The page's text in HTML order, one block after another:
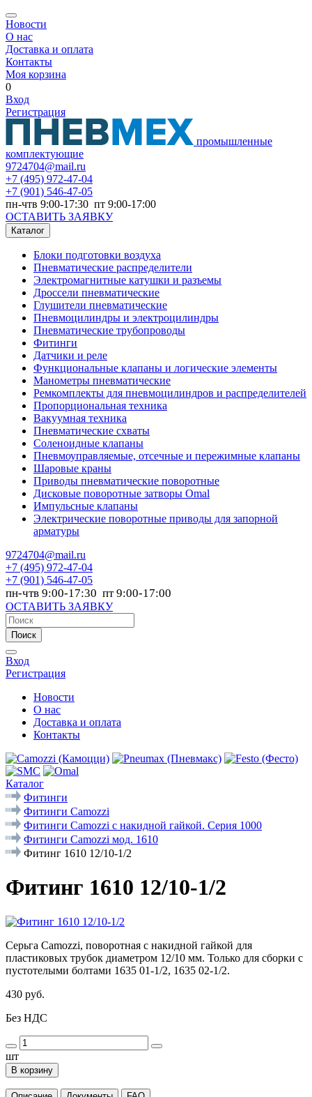
Новости
О нас
Доставка и оплата
Контакты
Моя корзина
0
Вход
Регистрация
промышленные
комплектующие
9724704@mail.ru
+7 (495) 972-47-04
+7 (901) 546-47-05
пн-чтв 9:00-17:30 пт 9:00-17:00
ОСТАВИТЬ ЗАЯВКУ
Каталог
Блоки подготовки воздуха
Пневматические распределители
Электромагнитные катушки и разъемы
Дроссели пневматические
Глушители пневматические
Пневмоцилиндры и электроцилиндры
Пневматические трубопроводы
Фитинги
Датчики и реле
Функциональные клапаны и логические элементы
Манометры пневматические
Ремкомплекты для пневмоцилиндров и распределителей
Пропорциональная техника
Вакуумная техника
Пневматические схваты
Соленоидные клапаны
Пневмоуправляемые, отсечные и пережимные клапаны
Шаровые краны
Приводы пневматические поворотные
Дисковые поворотные затворы Omal
Импульсные клапаны
Электрические поворотные приводы для запорной
арматуры
9724704@mail.ru
+7 (495) 972-47-04
+7 (901) 546-47-05
пн-чтв 9:00-17:30 пт 9:00-17:00
ОСТАВИТЬ ЗАЯВКУ
Поиск
Вход
Регистрация
Новости
О нас
Доставка и оплата
Контакты
Каталог
Фитинги
Фитинги Camozzi
Фитинги Camozzi с накидной гайкой. Серия 1000
Фитинги Camozzi мод. 1610
Фитинг 1610 12/10-1/2
Фитинг 1610 12/10-1/2
Серьга Camozzi, поворотная с накидной гайкой для
пластиковых трубок диаметром 12/10 мм. Только для сборки с
пустотелыми болтами 1635 01-1/2, 1635 02-1/2.
430 руб.
Без НДС
шт
В корзину